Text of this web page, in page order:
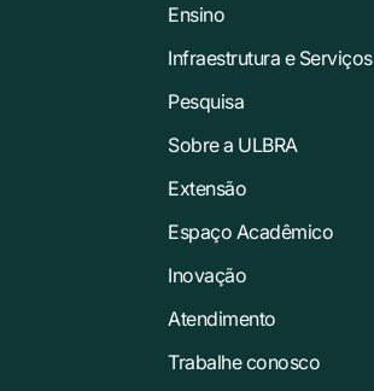
Ensino
Infraestrutura e Serviços
Pesquisa
Sobre a ULBRA
Extensão
Espaço Acadêmico
Inovação
Atendimento
Trabalhe conosco